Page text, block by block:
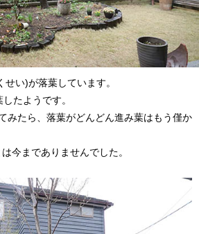
い)が落葉しています。
たようです。
みたら、落葉がどんどん進み葉はもう僅か
今までありませんでした。